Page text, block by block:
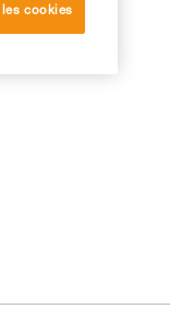
cookies